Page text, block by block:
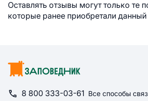
Оставлять отзывы могут только те
которые ранее приобретали данный
8 800 333-03-61 Все способы